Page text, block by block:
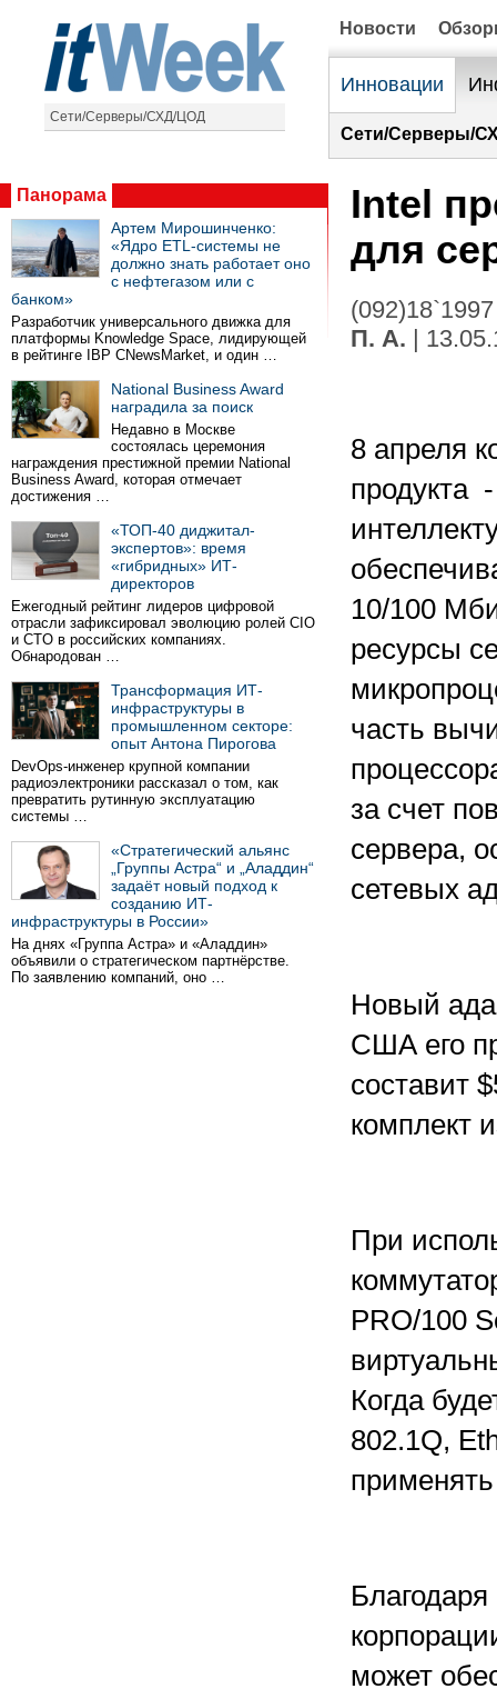
Сети/Серверы/СХД/ЦОД
Новости
Инновации
Сети/Серверы/
Панорама
Артем Мирошинченко:
«Ядро ETL-системы не
должно знать работает оно
с нефтегазом или с
банком»
Разработчик универсального движка для
платформы Knowledge Space, лидирующей
в рейтинге IBP CNewsMarket, и один …
National Business Award
наградила за поиск
Недавно в Москве
состоялась церемония
награждения престижной премии National
Business Award, которая отмечает
достижения …
«ТОП-40 диджитал-
экспертов»: время
«гибридных» ИТ-
директоров
Ежегодный рейтинг лидеров цифровой
отрасли зафиксировал эволюцию ролей CIO
и CTO в российских компаниях.
Обнародован …
Трансформация ИТ-
инфраструктуры в
промышленном секторе:
опыт Антона Пирогова
DevOps-инженер крупной компании
радиоэлектроники рассказал о том, как
превратить рутинную эксплуатацию
системы …
«Стратегический альянс
„Группы Астра“ и „Аладдин“
задаёт новый подход к
созданию ИТ-
инфраструктуры в России»
На днях «Группа Астра» и «Аладдин»
объявили о стратегическом партнёрстве.
По заявлению компаний, оно …
Intel
для
(092)18`1997
П. А. |
8 апреля
продукта
10/100
ресурсы
часть
за счет
сервера,
сетевых
Новый
США его
составит
комплект
При
PRO/100
Когда
802.1Q,
может